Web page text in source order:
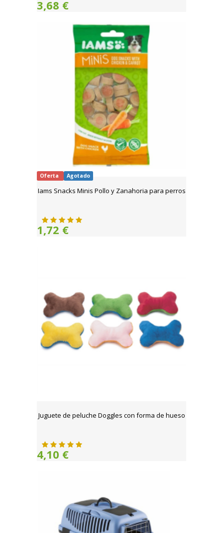
3,68 €
Oferta Agotado
Iams Snacks Minis Pollo y Zanahoria para perros
1,72 €
Juguete de peluche Doggles con forma de hueso
4,10 €